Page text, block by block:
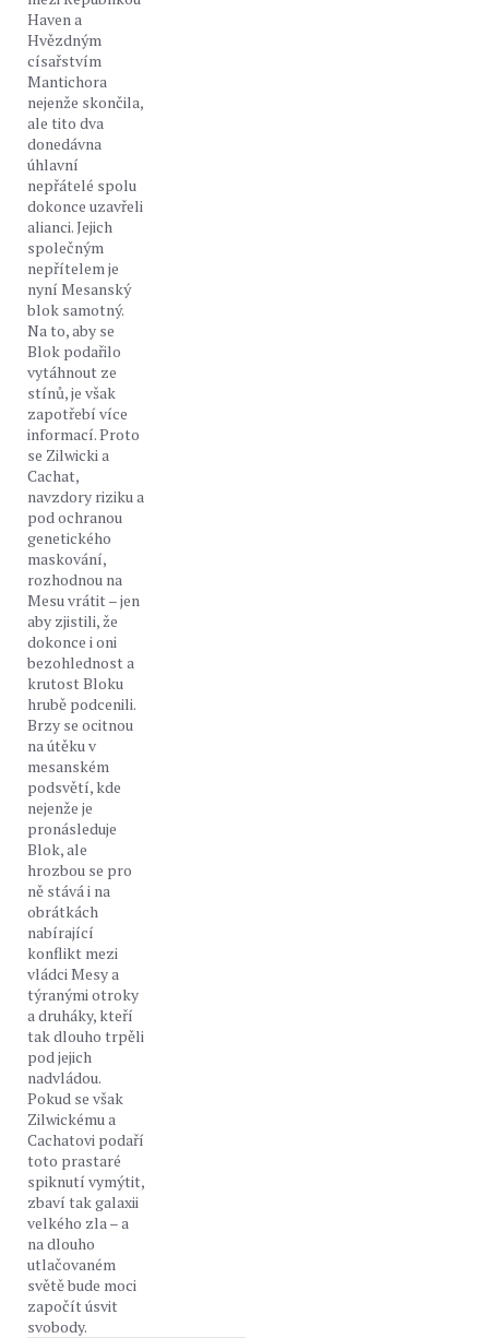
Haven a
Hvězdným
císařstvím
Mantichora
nejenže skončila,
ale tito dva
donedávna
úhlavní
nepřátelé spolu
dokonce uzavřeli
alianci. Jejich
společným
nepřítelem je
nyní Mesanský
blok samotný.
Na to, aby se
Blok podařilo
vytáhnout ze
stínů, je však
zapotřebí více
informací. Proto
se Zilwicki a
Cachat,
navzdory riziku a
pod ochranou
genetického
maskování,
rozhodnou na
Mesu vrátit – jen
aby zjistili, že
dokonce i oni
bezohlednost a
krutost Bloku
hrubě podcenili.
Brzy se ocitnou
na útěku v
mesanském
podsvětí, kde
nejenže je
pronásleduje
Blok, ale
hrozbou se pro
ně stává i na
obrátkách
nabírající
konflikt mezi
vládci Mesy a
týranými otroky
a druháky, kteří
tak dlouho trpěli
pod jejich
nadvládou.
Pokud se však
Zilwickému a
Cachatovi podaří
toto prastaré
spiknutí vymýtit,
zbaví tak galaxii
velkého zla – a
na dlouho
utlačovaném
světě bude moci
započít úsvit
svobody.